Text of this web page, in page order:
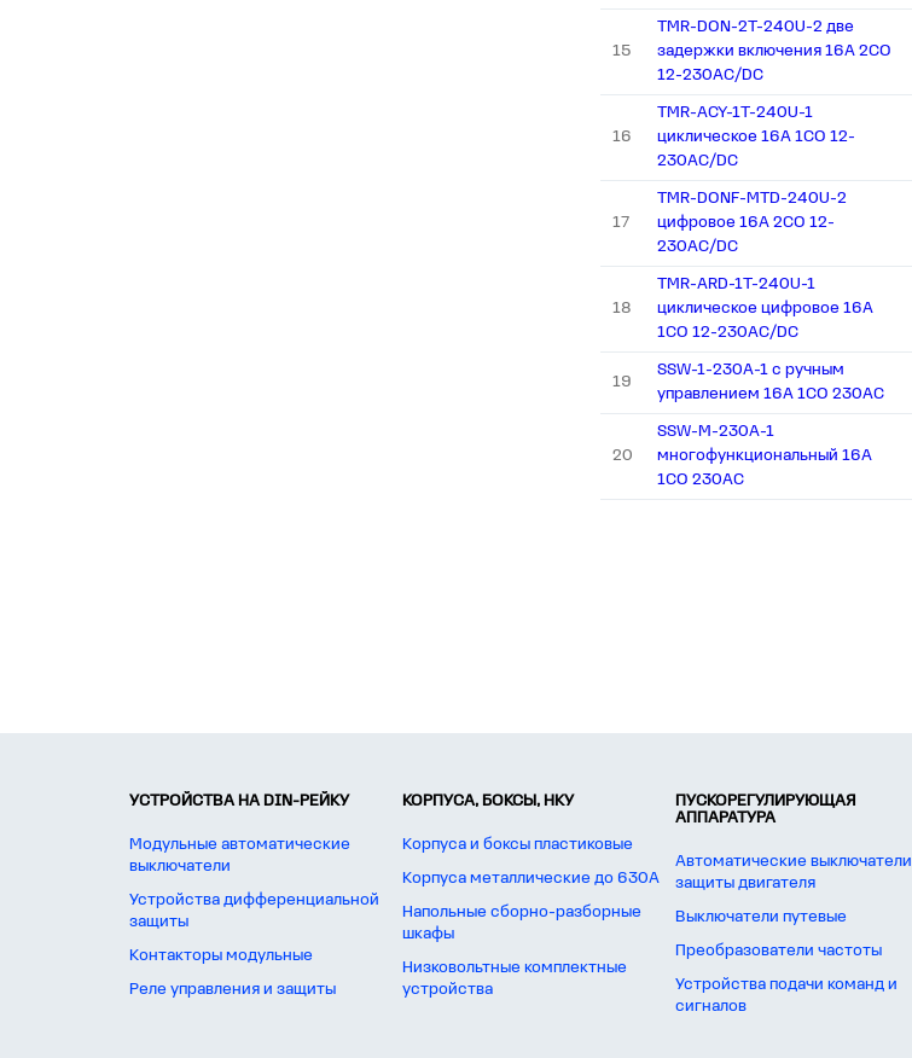
15
TMR-DON-2T-240U-2 две
задержки включения 16А 2СО
12-230АС/DC
16
TMR-ACY-1T-240U-1
циклическое 16А 1СО 12-
230АС/DC
17
TMR-DONF-MTD-240U-2
цифровое 16А 2СО 12-
230АС/DC
18
TMR-ARD-1T-240U-1
циклическое цифровое 16А
1СО 12-230АС/DC
19
SSW-1-230A-1 с ручным
управлением 16А 1СО 230АС
20
SSW-M-230A-1
многофункциональный 16А
1СО 230АС
УСТРОЙСТВА НА DIN-РЕЙКУ
Модульные автоматические
выключатели
Устройства дифференциальной
защиты
Контакторы модульные
Реле управления и защиты
КОРПУСА, БОКСЫ, НКУ
Корпуса и боксы пластиковые
Корпуса металлические до 630А
Напольные сборно-разборные
шкафы
Низковольтные комплектные
устройства
ПУСКОРЕГУЛИРУЮЩАЯ
АППАРАТУРА
Автоматические выключатели
защиты двигателя
Выключатели путевые
Преобразователи частоты
Устройства подачи команд и
сигналов